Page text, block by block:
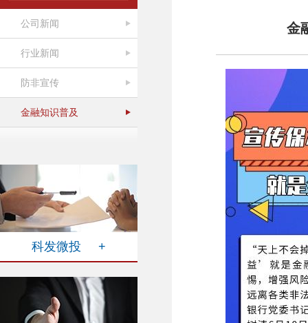
公司新闻
行业新闻
防非宣传
金融知识普及
科发微投 +
金